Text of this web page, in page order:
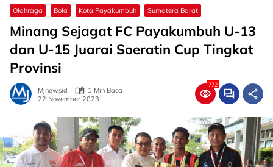
Olahraga Bola Kota Payakumbuh Sumatera Barat
Minang Sejagat FC Payakumbuh U-13
dan U-15 Juarai Soeratin Cup Tingkat
Provinsi
Mjnewsid
1 Min Baca
22 November 2023
772